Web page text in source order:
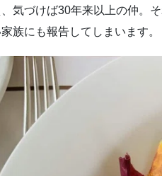
気づけば30年来以上の仲。
族にも報告してしまいます。